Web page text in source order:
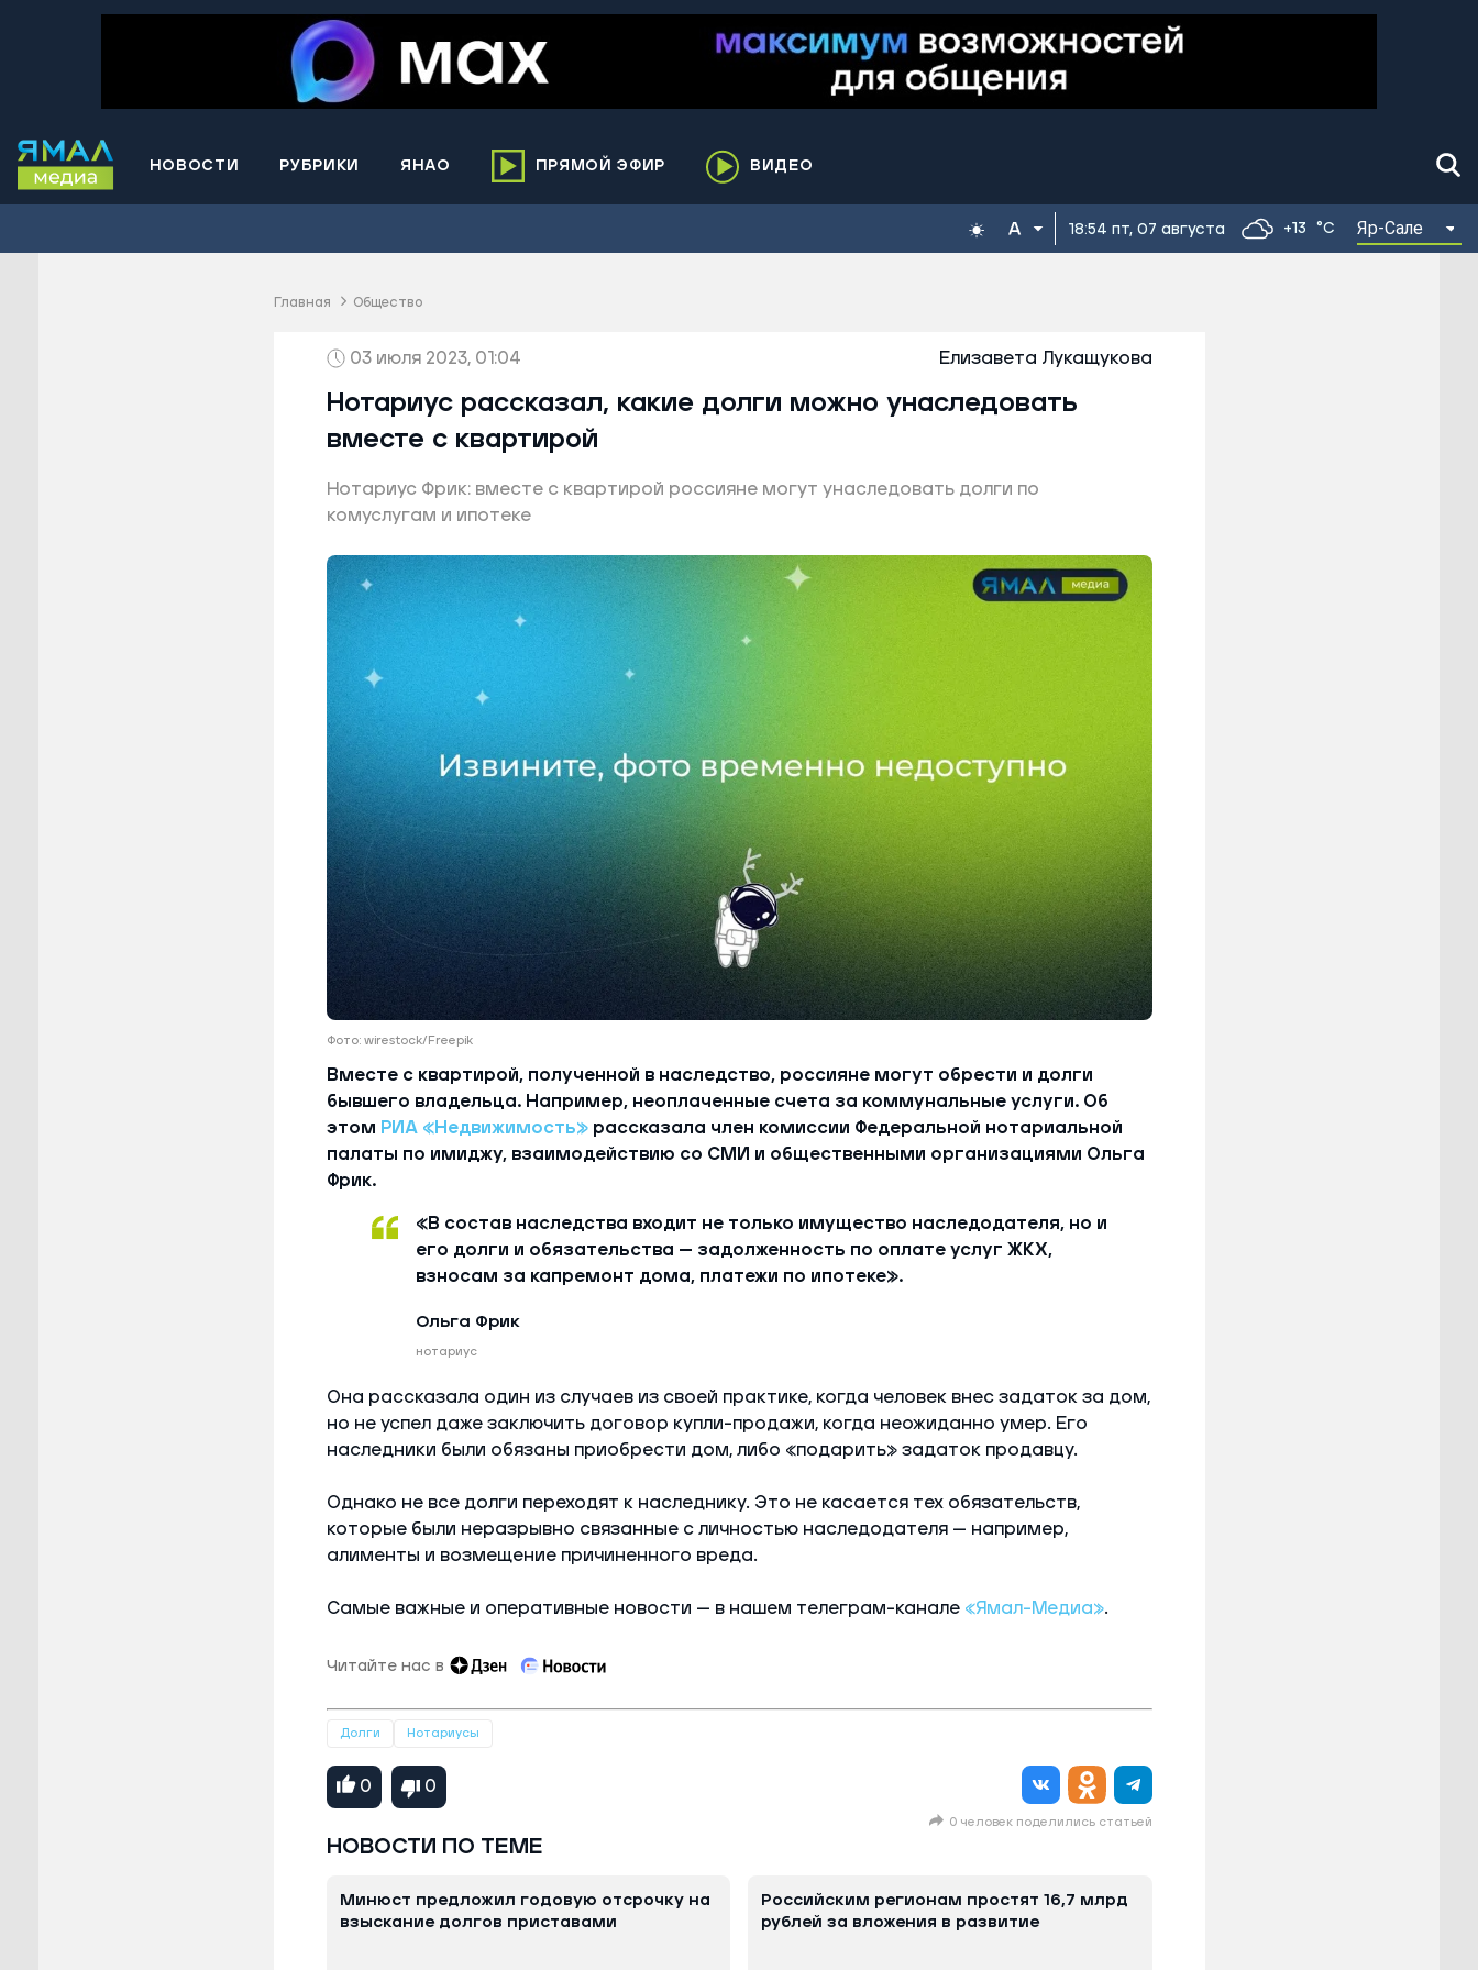
НОВОСТИ РУБРИКИ ЯНАО
район
Муравленко
Приуральский район
Пуровский район
Салехард
Тарко-Сале
Тазовский район
Шурышкарский район
Ямальский район
ПРЯМОЙ ЭФИР ВИДЕО
18:54 пт, 07 августа +13 °C Яр-Сале
Главная Общество
03 июля 2023, 01:04 Елизавета Лукащукова
Нотариус рассказал, какие долги можно унаследовать
вместе с квартирой
Нотариус Фрик: вместе с квартирой россияне могут унаследовать долги по
комуслугам и ипотеке
Фото: wirestock/Freepik
Вместе с квартирой, полученной в наследство, россияне могут обрести и долги
бывшего владельца. Например, неоплаченные счета за коммунальные услуги. Об
этом РИА «Недвижимость»рассказала член комиссии Федеральной нотариальной
палаты по имиджу, взаимодействию со СМИ и общественными организациями Ольга
Фрик.
«В состав наследства входит не только имущество наследодателя, но и
его долги и обязательства — задолженность по оплате услуг ЖКХ,
взносам за капремонт дома, платежи по ипотеке».
Ольга Фрик
нотариус
Она рассказала один из случаев из своей практике, когда человек внес задаток за дом,
но не успел даже заключить договор купли-продажи, когда неожиданно умер. Его
наследники были обязаны приобрести дом, либо «подарить» задаток продавцу.
Однако не все долги переходят к наследнику. Это не касается тех обязательств,
которые были неразрывно связанные с личностью наследодателя — например,
алименты и возмещение причиненного вреда.
Самые важные и оперативные новости — в нашем телеграм-канале «Ямал-Медиа».
Читайте нас в
Долги Нотариусы
0 0
0 человек поделились статьей
НОВОСТИ ПО ТЕМЕ
Минюст предложил годовую отсрочку на
взыскание долгов приставами
Российским регионам простят 16,7 млрд
рублей за вложения в развитие